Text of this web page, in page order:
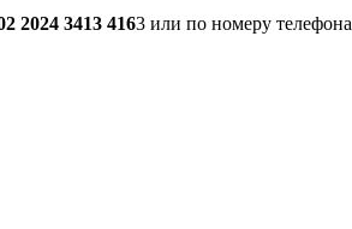
2024 3413 4163 или по номеру телефона